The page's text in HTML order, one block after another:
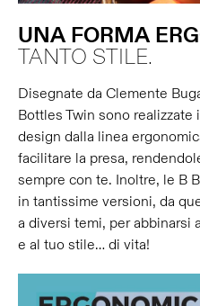
UNA FORMA
TANTO STILE.
Disegnate da Clemente
Bottles Twin sono
design dalla linea
facilitare la presa,
sempre con te. Inoltre, le B
in tantissime versioni, da
a diversi temi, per abbinarsi
e al tuo stile… di vita!